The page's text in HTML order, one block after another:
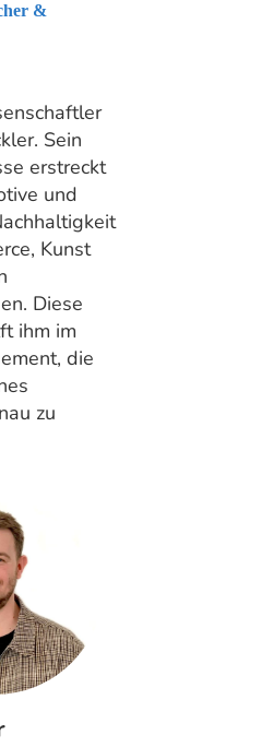
&
Sein
erstreckt
und
Kunst
Diese
ihm im
die
zu